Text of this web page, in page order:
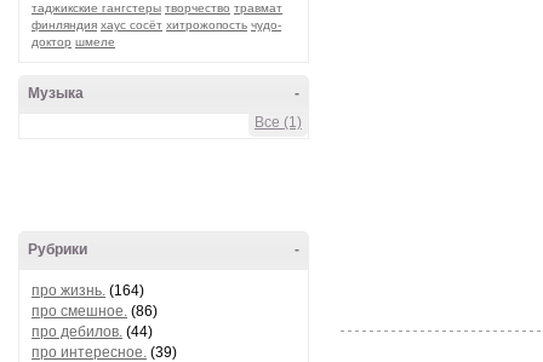
таджикские гангстеры творчество травмат
финляндия хаус сосёт хитрожопость чудо-
доктор шмеле
-
Музыка
Все (1)
-
Рубрики
про жизнь. (164)
про смешное. (86)
про дебилов. (44)
про интересное. (39)